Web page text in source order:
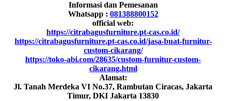
Informasi dan Pemesanan
Whatsapp : 081388800152
official web:
https://citrabagusfurniture.pt-cas.co.id/
https://citrabagusfurniture.pt-cas.co.id/jasa-buat-furnitur-
custom-cikarang/
https://toko-abi.com/28635/custom-furnitur-custom-
cikarang.html
Alamat:
Jl. Tanah Merdeka VI No.37, Rambutan Ciracas, Jakarta
Timur, DKI Jakarta 13830